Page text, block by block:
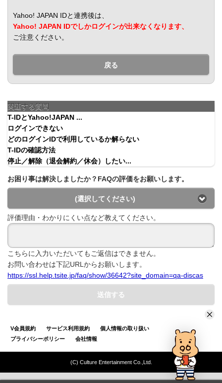
Yahoo! JAPAN IDと連携後は、
Yahoo! JAPAN IDでしかログインが出来なくなります、
ご注意ください。
戻る
関連する質問
T-IDとYahoo!JAPAN ...
ログインできない
どのログインIDで利用しているか解らない
T-IDの確認方法
停止／解除（退会解約／休会）したい...
お困り事は解決しましたか？FAQの評価をお願いします。
(選択してください)
評価理由・わかりにくい点など教えてください。
こちらに入力いただいてもご返信はできません。
お問い合わせは下記URLからお願いします。
https://ssl.help.tsite.jp/faq/show/36642?site_domain=qa-discas
送信する
V会員規約 サービス利用規約
個人情報の取り扱い
プライバシーポリシー
会社情報
(C) Culture Entertainment Co.,Ltd.